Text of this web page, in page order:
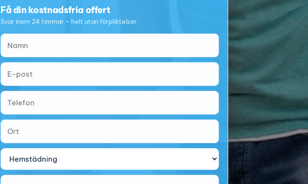
Få din kostnadsfria offert
Svar inom 24 timmar – helt utan förpliktelser.